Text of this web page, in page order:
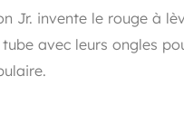
Jr. invente le rouge à
avec leurs ongles